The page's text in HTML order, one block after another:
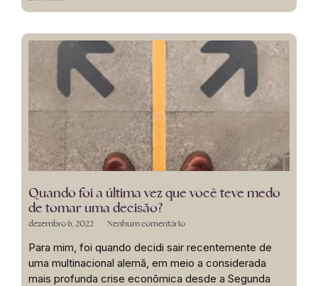
Quando foi a última vez que você teve medo
de tomar uma decisão?
dezembro 6, 2022 Nenhum comentário
Para mim, foi quando decidi sair recentemente de
uma multinacional alemã, em meio a considerada
mais profunda crise econômica desde a Segunda